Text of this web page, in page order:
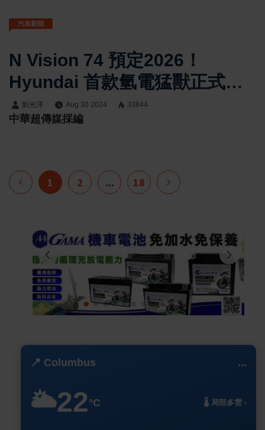
汽車新聞
N Vision 74 預定2026！
Hyundai 首款氫電猛獸正式進
軍市場！
劉光澤 Aug 30 2024 33844
中華超傳媒採編
1 2 ... 18
📍 Columbus ...
🌥️22°C 🌡️ 局部多雲 ›